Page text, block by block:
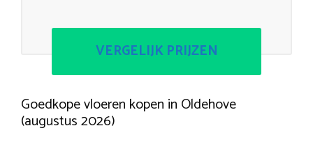
VERGELIJK PRIJZEN
Goedkope vloeren kopen in Oldehove
(augustus 2026)